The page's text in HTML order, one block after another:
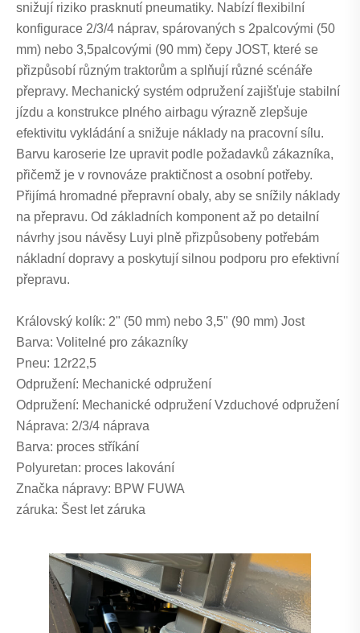
snižují riziko prasknutí pneumatiky. Nabízí flexibilní
konfigurace 2/3/4 náprav, spárovaných s 2palcovými (50
mm) nebo 3,5palcovými (90 mm) čepy JOST, které se
přizpůsobí různým traktorům a splňují různé scénáře
přepravy. Mechanický systém odpružení zajišťuje stabilní
jízdu a konstrukce plného airbagu výrazně zlepšuje
efektivitu vykládání a snižuje náklady na pracovní sílu.
Barvu karoserie lze upravit podle požadavků zákazníka,
přičemž je v rovnováze praktičnost a osobní potřeby.
Přijímá hromadné přepravní obaly, aby se snížily náklady
na přepravu. Od základních komponent až po detailní
návrhy jsou návěsy Luyi plně přizpůsobeny potřebám
nákladní dopravy a poskytují silnou podporu pro efektivní
přepravu.
Královský kolík: 2" (50 mm) nebo 3,5" (90 mm) Jost
Barva: Volitelné pro zákazníky
Pneu: 12r22,5
Odpružení: Mechanické odpružení
Odpružení: Mechanické odpružení Vzduchové odpružení
Náprava: 2/3/4 náprava
Barva: proces stříkání
Polyuretan: proces lakování
Značka nápravy: BPW FUWA
záruka: Šest let záruka